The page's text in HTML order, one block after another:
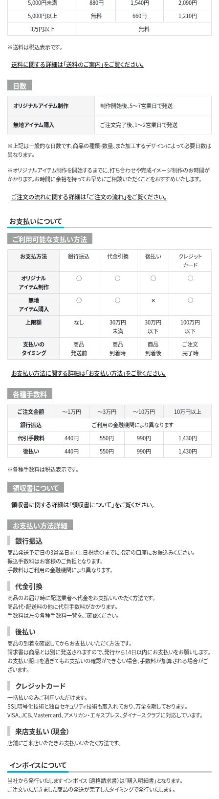
5,000円未満 880円 1,540円
2,090円
5,000円以上
無料 660円
1,210円
3万円以上
無料
※送料は税込表示です。
送料に関する詳細は「送料のご案内」をご覧ください。
日数
オリジナルアイテム制作 制作開始後、5～7営業日で発送
無地アイテム購入 ご注文完了後、1～2営業日で発送
※上記は一般的な日数です。商品の種類・数量、また加工するデザインによって必要日数は
異なります。
※オリジナルアイテム制作を開始するまでに、打ち合わせや完成イメージ制作のお時間が
かかります。お時間に余裕を持ってお早めにご相談いただくことをおすすめいたします。
ご注文の流れに関する詳細は「ご注文の流れ」をご覧ください。
お支払いについて
ご利用可能な支払い方法
お支払方法 銀行振込 代金引換 後払い
クレジット
カード
オリジナル
アイテム制作
○ ○ ○ ◯
無地
アイテム購入
○ ○ ✕ ○
上限額 なし
30万円
未満
30万円
以下
100万円
以下
支払いの
タイミング
商品
発送前
商品
到着時
商品
到着後
ご注文
完了時
お支払い方法に関する詳細は「お支払い方法」をご覧ください。
各種手数料
ご注文金額 ～1万円 ～3万円 ～10万円
10万円以上
銀行振込
ご利用の金融機関により異なります
代引手数料
440円 550円 990円
1,430円
後払い
440円 550円 990円 1,430円
※各種手数料は税込表示です。
領収書について
領収書に関する詳細は「領収書について」をご覧ください。
お支払い方法詳細
銀行振込
商品発送予定日の3営業日前（土日祝除く）までに指定の口座にお振込みください。
振込手数料はお客様のご負担となります。
手数料はご利用の金融機関により異なります。
代金引換
商品のお届け時に配送業者へ代金をお支払いいただく方法です。
商品代・配送料の他に代引手数料がかかります。
手数料は左の各種手数料一覧をご確認ください。
後払い
商品の到着を確認してからお支払いいただく方法です。
請求書は商品とは別に発送されますので、発行から14日以内にお支払いをお願いします。
お支払い期日を過ぎてもお支払いの確認ができない場合、手数料が加算される場合がご
ざいます。
クレジットカード
一括払いのみご利用いただけます。
SSL暗号化技術と独自セキュリティ技術も取入れており、万全を期しております。
VISA、JCB、Mastercard、アメリカン・エキスプレス、ダイナースクラブに対応しています。
来店支払い（現金）
店舗にご来店いただきお支払いいただく方法です。
インボイスについて
当社から発行いたしますインボイス（適格請求書）は「購入明細書」となります。
ご注文いただきました商品の発送が完了したタイミングで発行いたします。